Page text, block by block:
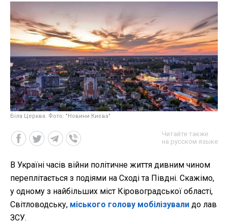
Біла Церква. Фото: "Новини Києва"
Читайте также
на русском языке
В Україні часів війни політичне життя дивним чином
переплітається з подіями на Сході та Півдні. Скажімо,
у одному з найбільших міст Кіровоградської області,
Світловодську, міського голову мобілізували до лав
ЗСУ.